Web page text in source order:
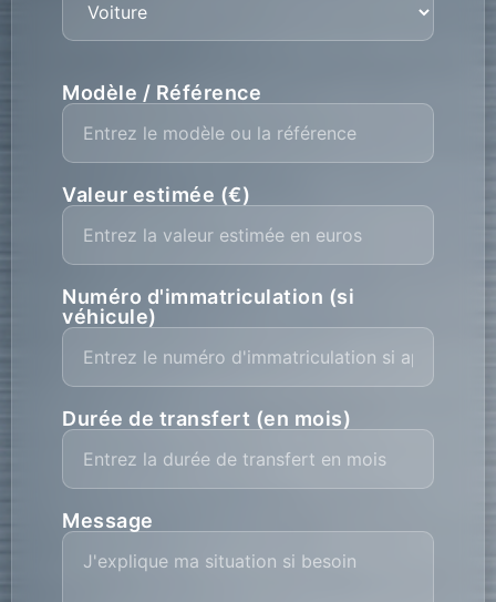
Modèle / Référence
Valeur estimée (€)
Numéro d'immatriculation (si
véhicule)
Durée de transfert (en mois)
Message